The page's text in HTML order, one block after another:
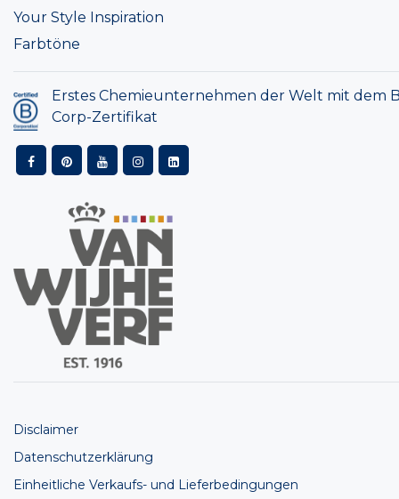
Your Style Inspiration
Farbtöne
Erstes Chemieunternehmen der Welt mit dem
Corp-Zertifikat
Disclaimer
Datenschutzerklärung
Einheitliche Verkaufs- und Lieferbedingungen